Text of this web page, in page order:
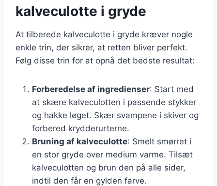
kalveculotte i gryde
At tilberede kalveculotte i gryde kræver nogle
enkle trin, der sikrer, at retten bliver perfekt.
Følg disse trin for at opnå det bedste resultat:
Forberedelse af ingredienser: Start med
at skære kalveculotten i passende stykker
og hakke løget. Skær svampene i skiver og
forbered krydderurterne.
Bruning af kalveculotte: Smelt smørret i
en stor gryde over medium varme. Tilsæt
kalveculotten og brun den på alle sider,
indtil den får en gylden farve.